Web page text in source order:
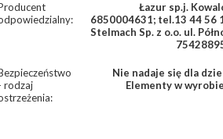
:
Łazur sp.j.
6850004631; tel.13 44 56
Stelmach Sp. z o.o. ul.
rodzaj
:
Nie nadaje się dla
Elementy w